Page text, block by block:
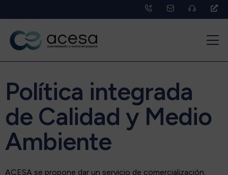
Política integrada
de Calidad y Medio
Ambiente
ACESA se propone dar un servicio de comercialización,